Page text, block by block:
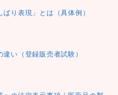
り表現」とは（具体例）
い（登録販売者試験）